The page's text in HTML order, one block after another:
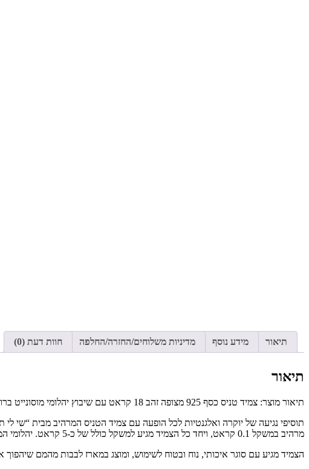
תיאור מידע נוסף מדיניות משלוחים/החזרה/החלפה חוות דעת (0)
תיאור
תיאור מוצר: צמיד טניס כסף 925 מצופה זהב 18 קראט עם שיבוץ יהלומי מוסונייט ברוחב 3 מ”מ .
מרהיב במשקל 0.1 קראט, ויחד כל הצמיד מגיע למשקל כולל של כ-5 קראט. יהלומי המוסונייט ידועים בניצוץ עוצר נשימה וביופי מושלם שמזכיר יהלומים אמיתיים.
הצמיד מגיע עם סוגר איכותי, נוח ובטוח לשימוש, ומוצג במארז לבבות מהמם